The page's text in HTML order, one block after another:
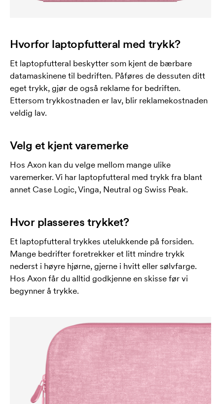
Hvorfor laptopfutteral med trykk?
Et laptopfutteral beskytter som kjent de bærbare
datamaskinene til bedriften. Påføres de dessuten ditt
eget trykk, gjør de også reklame for bedriften.
Ettersom trykkostnaden er lav, blir reklamekostnaden
veldig lav.
Velg et kjent varemerke
Hos Axon kan du velge mellom mange ulike
varemerker. Vi har laptopfutteral med trykk fra blant
annet Case Logic, Vinga, Neutral og Swiss Peak.
Hvor plasseres trykket?
Et laptopfutteral trykkes utelukkende på forsiden.
Mange bedrifter foretrekker et litt mindre trykk
nederst i høyre hjørne, gjerne i hvitt eller sølvfarge.
Hos Axon får du alltid godkjenne en skisse før vi
begynner å trykke.